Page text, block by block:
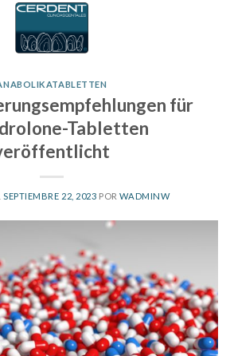
für
Tabletten
SEPTIEMBRE 22, 2023 PORWADMINW